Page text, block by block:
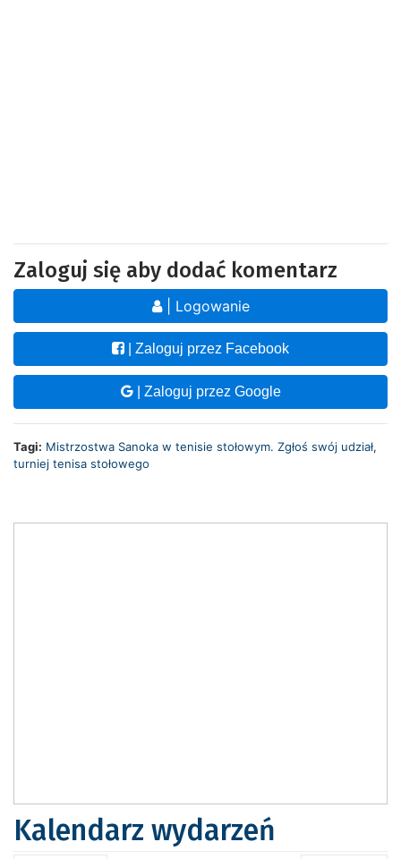
Zaloguj się aby dodać komentarz
| Logowanie
| Zaloguj przez Facebook
| Zaloguj przez Google
Tagi: Mistrzostwa Sanoka w tenisie stołowym. Zgłoś swój udział,
turniej tenisa stołowego
Kalendarz wydarzeń